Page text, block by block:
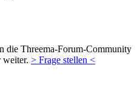
die Threema-Forum-Community
> Frage stellen <